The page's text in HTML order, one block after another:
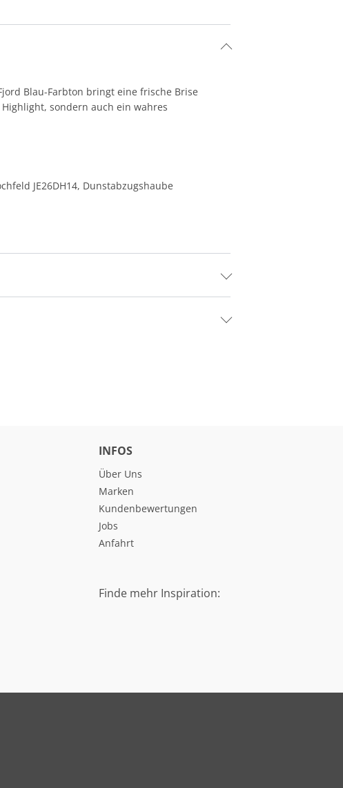
Blau-Farbton bringt eine frische Brise
sondern auch ein wahres
JE26DH14, Dunstabzugshaube
INFOS
Über Uns
Marken
Kundenbewertungen
Jobs
Anfahrt
Finde mehr Inspiration: